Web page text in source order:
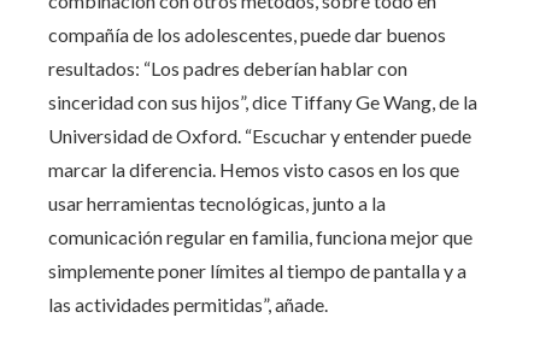
compañía de los adolescentes, puede dar buenos
resultados: “Los padres deberían hablar con
sinceridad con sus hijos”, dice Tiffany Ge Wang, de la
Universidad de Oxford. “Escuchar y entender puede
marcar la diferencia. Hemos visto casos en los que
usar herramientas tecnológicas, junto a la
comunicación regular en familia, funciona mejor que
simplemente poner límites al tiempo de pantalla y a
las actividades permitidas”, añade.